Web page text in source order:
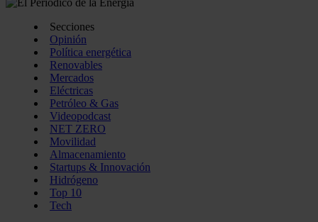
Secciones
Opinión
Política energética
Renovables
Mercados
Eléctricas
Petróleo & Gas
Videopodcast
NET ZERO
Movilidad
Almacenamiento
Startups & Innovación
Hidrógeno
Top 10
Tech